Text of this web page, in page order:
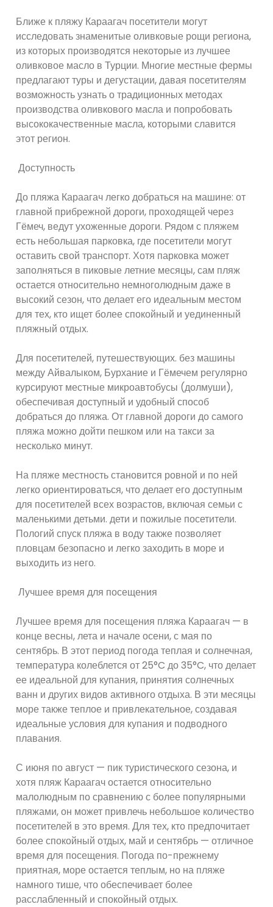
Ближе к пляжу Караагач посетители могут
исследовать знаменитые оливковые рощи региона,
из которых производятся некоторые из лучшее
оливковое масло в Турции. Многие местные фермы
предлагают туры и дегустации, давая посетителям
возможность узнать о традиционных методах
производства оливкового масла и попробовать
высококачественные масла, которыми славится
этот регион.
Доступность
До пляжа Караагач легко добраться на машине: от
главной прибрежной дороги, проходящей через
Гёмеч, ведут ухоженные дороги. Рядом с пляжем
есть небольшая парковка, где посетители могут
оставить свой транспорт. Хотя парковка может
заполняться в пиковые летние месяцы, сам пляж
остается относительно немноголюдным даже в
высокий сезон, что делает его идеальным местом
для тех, кто ищет более спокойный и уединенный
пляжный отдых.
Для посетителей, путешествующих. без машины
между Айвалыком, Бурхание и Гёмечем регулярно
курсируют местные микроавтобусы (долмуши),
обеспечивая доступный и удобный способ
добраться до пляжа. От главной дороги до самого
пляжа можно дойти пешком или на такси за
несколько минут.
На пляже местность становится ровной и по ней
легко ориентироваться, что делает его доступным
для посетителей всех возрастов, включая семьи с
маленькими детьми. дети и пожилые посетители.
Пологий спуск пляжа в воду также позволяет
пловцам безопасно и легко заходить в море и
выходить из него.
Лучшее время для посещения
Лучшее время для посещения пляжа Караагач — в
конце весны, лета и начале осени, с мая по
сентябрь. В этот период погода теплая и солнечная,
температура колеблется от 25°C до 35°C, что делает
ее идеальной для купания, принятия солнечных
ванн и других видов активного отдыха. В эти месяцы
море также теплое и привлекательное, создавая
идеальные условия для купания и подводного
плавания.
С июня по август — пик туристического сезона, и
хотя пляж Караагач остается относительно
малолюдным по сравнению с более популярными
пляжами, он может привлечь небольшое количество
посетителей в это время. Для тех, кто предпочитает
более спокойный отдых, май и сентябрь — отличное
время для посещения. Погода по-прежнему
приятная, море остается теплым, но на пляже
намного тише, что обеспечивает более
расслабленный и спокойный отдых.